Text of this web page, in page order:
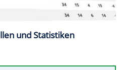
und Statistiken